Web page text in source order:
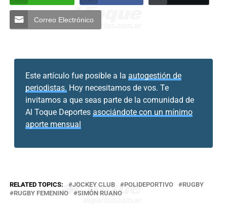
Correo Electrónico
Este artículo fue posible a la autogestión de
periodistas. Hoy necesitamos de vos. Te
invitamos a que seas parte de la comunidad de
Al Toque Deportes asociándote con un mínimo
aporte mensual
RELATED TOPICS: JOCKEY CLUB POLIDEPORTIVO
RUGBY
RUGBY FEMENINO
SIMÓN RUANO